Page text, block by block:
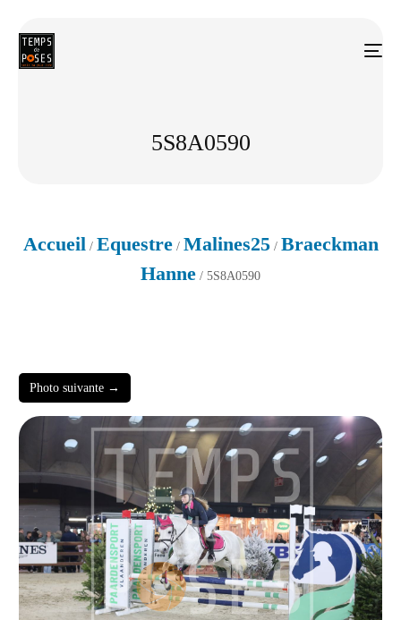
5S8A0590
Accueil / Equestre/ Malines25/ Braeckman
Hanne / 5S8A0590
Photo suivante →